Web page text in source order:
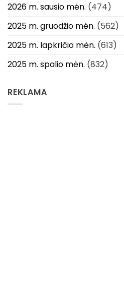
2026 m. sausio mėn. (474)
2025 m. gruodžio mėn. (562)
2025 m. lapkričio mėn. (613)
2025 m. spalio mėn. (832)
REKLAMA